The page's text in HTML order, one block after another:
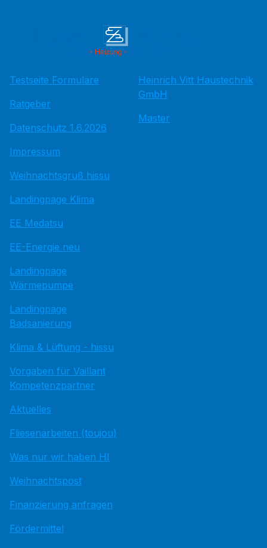
Testseite Formulare
Ratgeber
Datenschutz 1.6.2026
Impressum
Weihnachtsgruß hissu
Landingpage Klima
EE Medatsu
EE-Energie neu
Landingpage
Wärmepumpe
Landingpage
Badsanierung
Klima & Lüftung - hissu
Vorgaben für Vaillant
Kompetenzpartner
Aktuelles
Fliesenarbeiten (toujou)
Was nur wir haben HI
Weihnachtspost
Finanzierung anfragen
Fördermittel
Heinrich Vitt Haustechnik
GmbH
Master